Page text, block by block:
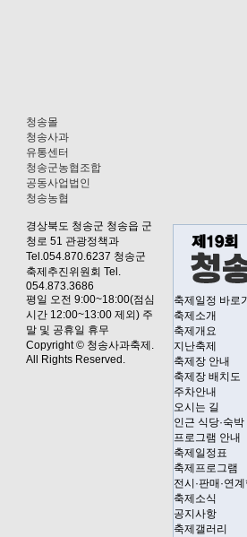
청송몰
청송사과
유통센터
청송군농협조합
공동사업법인
청송농협
축제일정 바로
축제소개
축제개요
지난축제
축제장 안내
축제장 배치도
주차안내
오시는 길
인근 식당·숙박
프로그램 안내
축제일정표
축제프로그램
전시·판매·연
축제소식
공지사항
축제갤러리
경상북도 청송군 청송읍 군
청로 51 관광정책과
Tel.054.870.6237 청송군
축제추진위원회 Tel.
054.873.3686
평일 오전 9:00~18:00(점심
시간 12:00~13:00 제외) 주
말 및 공휴일 휴무
Copyright © 청송사과축제.
All Rights Reserved.